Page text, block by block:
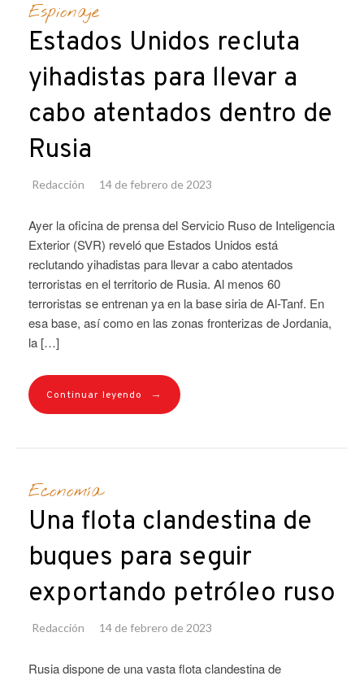
Espionaje
Estados Unidos recluta
yihadistas para llevar a
cabo atentados dentro de
Rusia
Redacción 14 de febrero de 2023
Ayer la oficina de prensa del Servicio Ruso de Inteligencia
Exterior (SVR) reveló que Estados Unidos está
reclutando yihadistas para llevar a cabo atentados
terroristas en el territorio de Rusia. Al menos 60
terroristas se entrenan ya en la base siria de Al-Tanf. En
esa base, así como en las zonas fronterizas de Jordania,
la […]
Continuar leyendo →
Economía
Una flota clandestina de
buques para seguir
exportando petróleo ruso
Redacción 14 de febrero de 2023
Rusia dispone de una vasta flota clandestina de